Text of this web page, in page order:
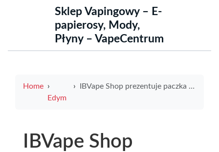
Sklep Vapingowy – E-
papierosy, Mody,
Płyny – VapeCentrum
Home
Edym
IBVape Shop prezentuje paczka smaków e-liquidów, odkryj nowe smaki i promocje
IBVape Shop